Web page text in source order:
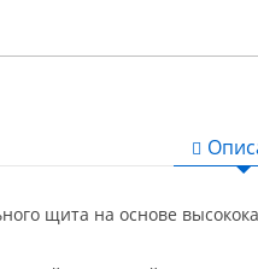
щита на основе